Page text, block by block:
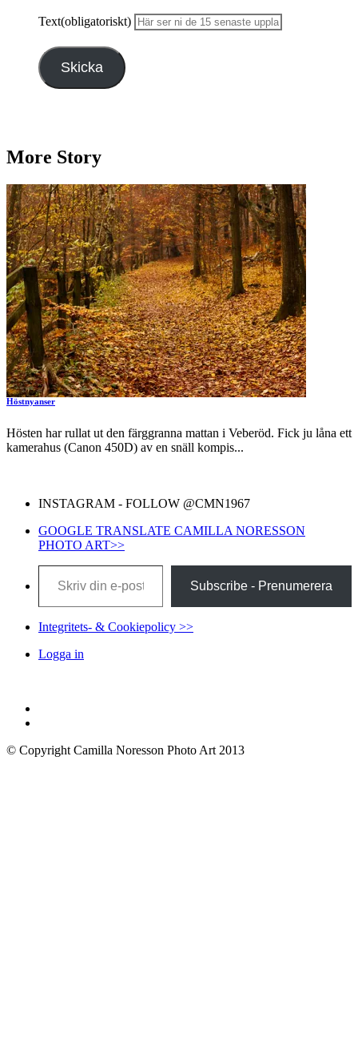
Text(obligatoriskt)
Skicka
More Story
Höstnyanser
Hösten har rullat ut den färggranna mattan i Veberöd. Fick ju låna ett
kamerahus (Canon 450D) av en snäll kompis...
INSTAGRAM - FOLLOW @CMN1967
GOOGLE TRANSLATE CAMILLA NORESSON
PHOTO ART>>
Skriv din e-post …
Subscribe - Prenumerera
Integritets- & Cookiepolicy >>
Logga in
© Copyright Camilla Noresson Photo Art 2013